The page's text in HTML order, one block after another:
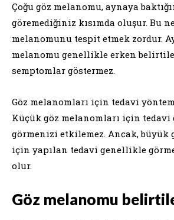
Çoğu göz melanomu, aynaya
göremediğiniz kısımda oluşur. Bu
melanomunu tespit etmek zordur.
melanomu genellikle erken
semptomlar göstermez.
Göz melanomları için tedavi
Küçük göz melanomları için
görmenizi etkilemez. Ancak, büyük
için yapılan tedavi genellikle
olur.
Göz melanomu